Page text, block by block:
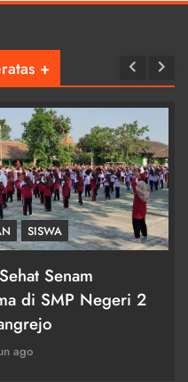
+
SISWA
Senam
di SMP Negeri 2
ago